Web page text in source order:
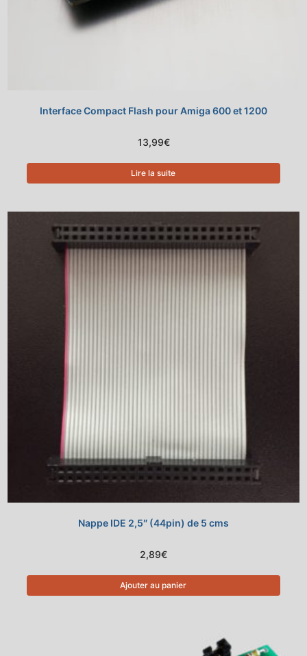
Interface Compact Flash pour Amiga 600 et 1200
13,99€
Lire la suite
Nappe IDE 2,5″ (44pin) de 5 cms
2,89€
Ajouter au panier